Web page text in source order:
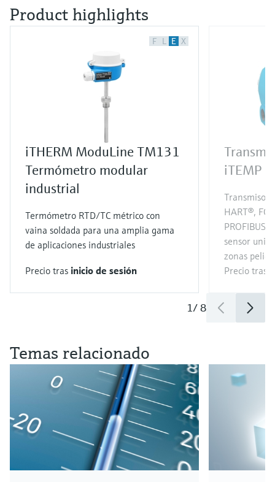
Product highlights
F L E X
iTHERM ModuLine TM131
Termómetro modular
industrial
Termómetro RTD/TC métrico con
vaina soldada para una amplia gama
de aplicaciones industriales
Precio tras inicio de sesión
iTEMP
Transmisor
HART®,
sensor
zonas
Precio tras
1/8
Temas relacionado